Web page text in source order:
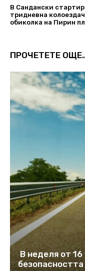
В Сандански
тридневна
обиколка на Пирин
ПРОЧЕТЕТЕ
В неделя от